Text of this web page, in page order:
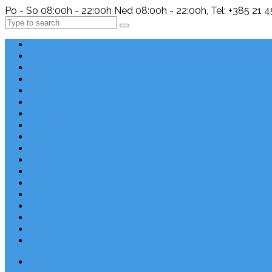
Po - So 08:00h - 22:00h Ned 08:00h - 22:00h, Tel: +385 21
Search